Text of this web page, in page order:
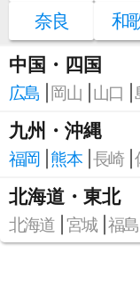
奈良
和
中国・四国
広島 岡山 山口
九州・沖縄
福岡 熊本 長崎
北海道・東北
北海道 宮城 福島